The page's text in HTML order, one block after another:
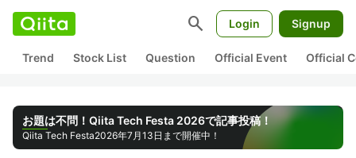
search Login Signup
Trend Stock List Question Official Event Official
お題は不問！Qiita Tech Festa 2026で記事投稿！
Qiita Tech Festa2026年7月13日まで開催中！